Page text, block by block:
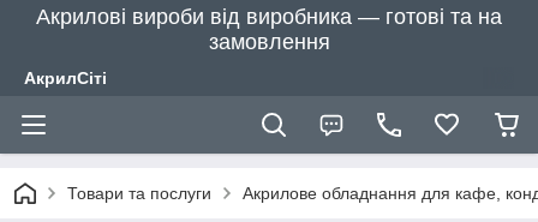
Акрилові вироби від виробника — готові та на
замовлення
АкрилСіті
Товари та послуги Акрилове обладнання для кафе,